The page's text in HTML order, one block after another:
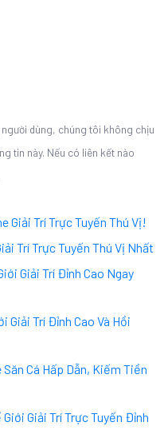
dùng, chúng tôi không chịu
tin này. Nếu có liên kết nào
Giải Trí Trực Tuyến Thú Vị!
Trí Trực Tuyến Thú Vị Nhất
Giải Trí Đỉnh Cao Ngay
Giải Trí Đỉnh Cao Và Hồi
Cá Hấp Dẫn, Kiếm Tiền
Giải Trí Trực Tuyến Đỉnh